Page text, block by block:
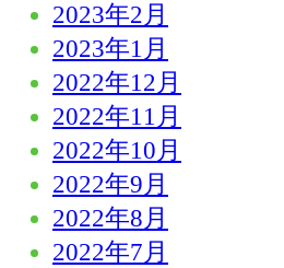
2023年2月
2023年1月
2022年12月
2022年11月
2022年10月
2022年9月
2022年8月
2022年7月